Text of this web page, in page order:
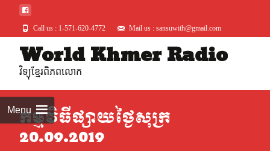
Call us : 1-571-620-4772 Mail us : sansuwith@gmail.com
World Khmer Radio
វិទ្យុខ្មែរពិភពលោក
Menuកម្មវិធីផ្សាយថ្ងៃសុក្រ
20.09.2019